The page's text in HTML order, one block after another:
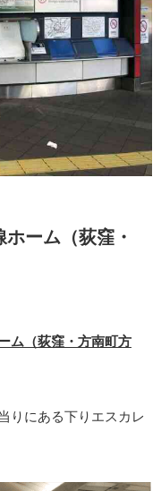
ーム（荻窪・
ム（荻窪・方南町方
りにある下りエスカレ